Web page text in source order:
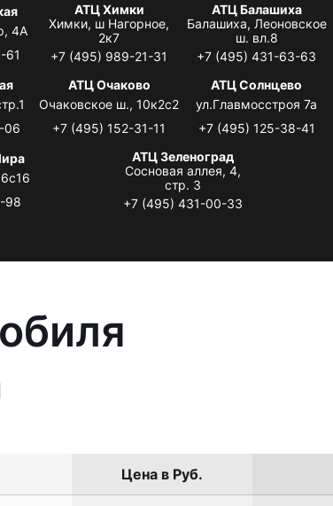
4А
61
АТЦ Химки
Химки, ш Нагорное,
2к7
+7 (495) 989-21-31
АТЦ Балашиха
Балашиха, Леоновское
ш. вл.8
+7 (495) 431-63-63
06
АТЦ Очаково
Очаковское ш., 10к2с2
+7 (495) 152-31-11
АТЦ Солнцево
ул.Главмосстроя 7а
+7 (495) 125-38-41
98
АТЦ Зеленоград
Сосновая аллея, 4,
стр. 3
+7 (495) 431-00-33
Цена в Руб.